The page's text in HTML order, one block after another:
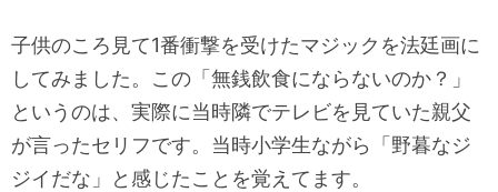
子供のころ見て1番衝撃を受けたマジックを法廷画に
してみました。この「無銭飲食にならないのか？」
というのは、 実際に当時隣でテレビを見ていた親父
が言ったセリフです。 当時小学生ながら「野暮なジ
ジイだな」
と感じたことを覚えてます。